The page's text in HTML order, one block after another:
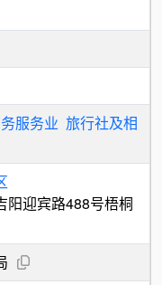
服务业 旅行社及相
阳迎宾路488号梧桐